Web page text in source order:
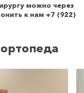
можно через
к нам +7 (922)